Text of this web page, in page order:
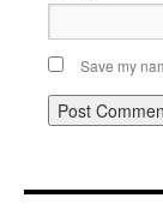
Save my